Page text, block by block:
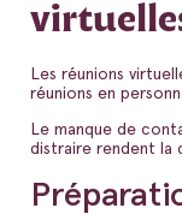
Les réunions
réunions en
Le manque de
distraire rendent la